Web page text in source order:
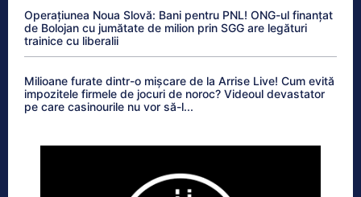
Operațiunea Noua Slovă: Bani pentru PNL! ONG-ul finanțat
de Bolojan cu jumătate de milion prin SGG are legături
trainice cu liberalii
Milioane furate dintr-o mișcare de la Arrise Live! Cum evită
impozitele firmele de jocuri de noroc? Videoul devastator
pe care casinourile nu vor să-l...